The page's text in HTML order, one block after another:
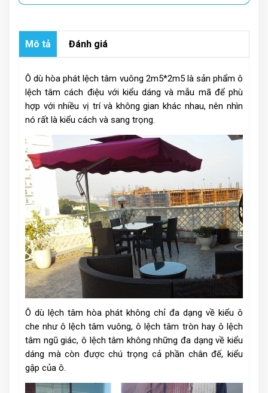
Mô tả Đánh giá
Ô dù hòa phát lệch tâm vuông 2m5*2m5 là sản phẩm ô
lệch tâm cách điệu với kiểu dáng và mẫu mã để phù
hợp với nhiều vị trí và không gian khác nhau, nên nhìn
nó rất là kiểu cách và sang trọng.
Ô dù lệch tâm hòa phát không chỉ đa dạng về kiểu ô
che như ô lệch tâm vuông, ô lệch tâm tròn hay ô lệch
tâm ngũ giác, ô lệch tâm không những đa dạng về kiểu
dáng mà còn được chú trọng cả phần chân đế, kiểu
gập của ô.